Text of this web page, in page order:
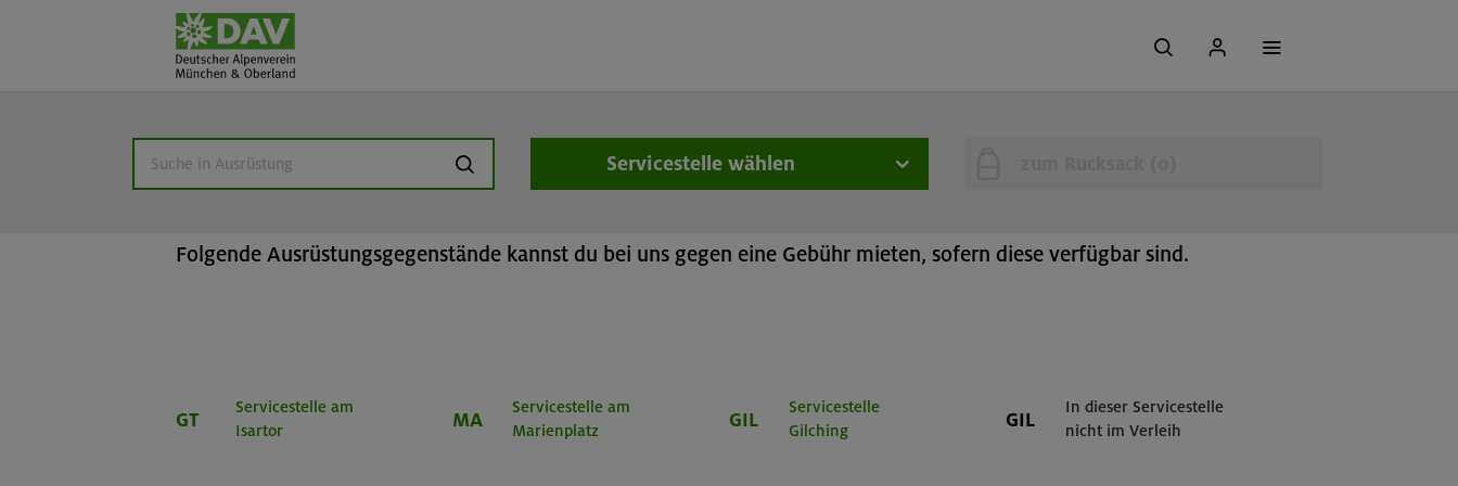
Ausrüstungsverleih
Folgende Ausrüstungsgegenstände kannst du bei uns gegen eine Gebühr mieten, sofern diese verfügbar sind.
suchen Servicestelle wählen
GT
Servicestelle am
Isartor
MA
Servicestelle am
Marienplatz
GIL
Servicestelle
Gilching
GIL
In dieser Servicestelle
nicht im Verleih